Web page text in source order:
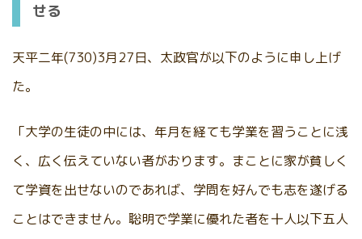
せる
天平二年(730)3月27日、太政官が以下のように申し上げ
た。
「大学の生徒の中には、年月を経ても学業を習うことに浅
く、広く伝えていない者がおります。まことに家が貧しく
て学資を出せないのであれば、学問を好んでも志を遂げる
ことはできません。聡明で学業に優れた者を十人以下五人